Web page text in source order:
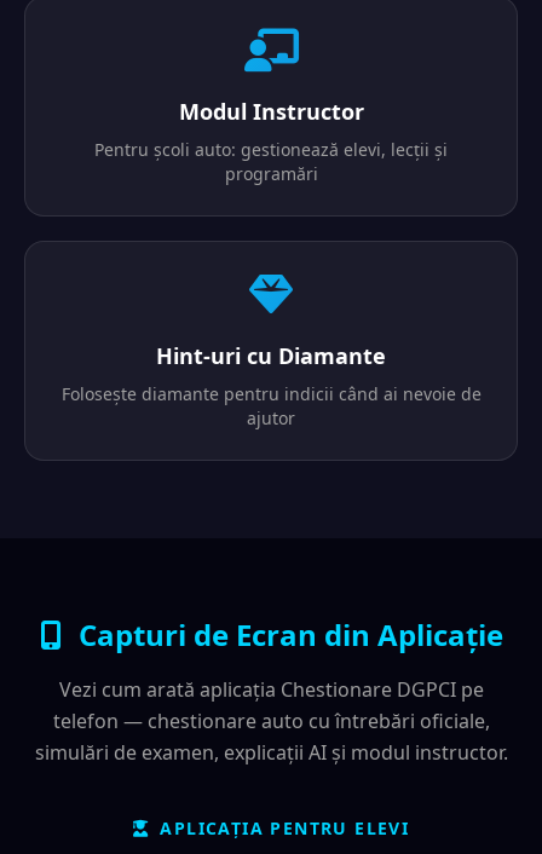
Modul Instructor
Pentru școli auto: gestionează elevi, lecții și
programări
Hint-uri cu Diamante
Folosește diamante pentru indicii când ai nevoie de
ajutor
Capturi de Ecran din Aplicație
Vezi cum arată aplicația Chestionare DGPCI pe
telefon — chestionare auto cu întrebări oficiale,
simulări de examen, explicații AI și modul instructor.
APLICAȚIA PENTRU ELEVI